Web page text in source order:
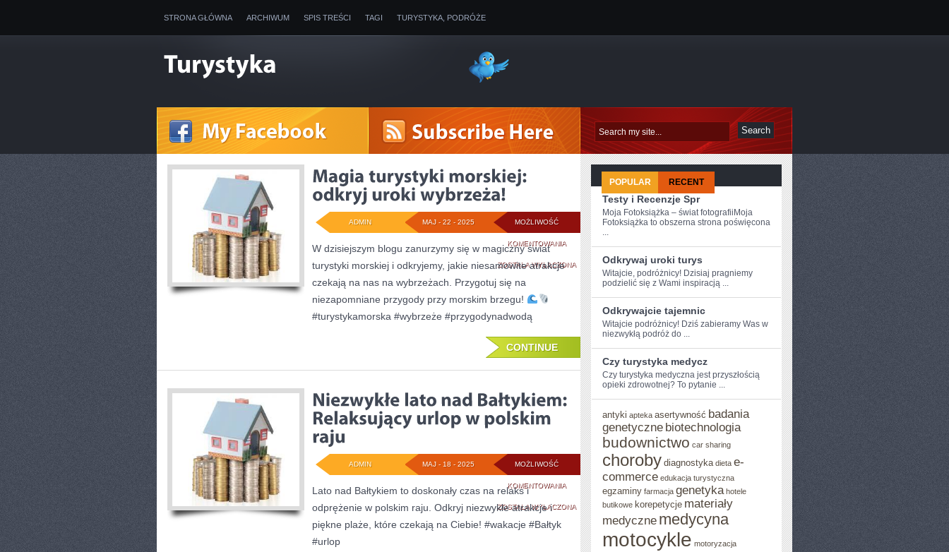
STRONA GŁÓWNA ARCHIWUM SPIS TREŚCI TAGI TURYSTYKA, PODRÓŻE
MOŻLIWOŚĆ
KOMENTOWANIAMAGIA
TURYSTYKI
MORSKIEJ:
ODKRYJ
UROKI
WYBRZEŻA!
ZOSTAŁA WYŁĄCZONA
MAJ - 22 - 2025
ADMIN
W dzisiejszym blogu zanurzymy się w magiczny świat
turystyki morskiej i odkryjemy, jakie niesamowite atrakcje
czekają na nas na wybrzeżach. Przygotuj się na
niezapomniane przygody przy morskim brzegu!
#turystykamorska #wybrzeże #przygodynadwodą
CONTINUE
MOŻLIWOŚĆ
KOMENTOWANIANIEZWYKŁE
LATO
BAŁTYKIEM:
ZOSTAŁA WYŁĄCZONA
MAJ - 18 - 2025
ADMIN
Lato nad Bałtykiem to doskonały czas na relaks i
odprężenie w polskim raju. Odkryj niezwykłe atrakcje i
piękne plaże, które czekają na Ciebie! #wakacje #Bałtyk
#urlop
POPULAR RECENT
Testy i Recenzje Spr
Moja Fotoksiążka – świat fotografiiMoja
Fotoksiążka to obszerna strona poświęcona
...
Odkrywaj uroki turys
Witajcie, ⁣podróżnicy! Dzisiaj pragniemy
podzielić się z Wami inspiracją⁢ ...
Odkrywajcie tajemnic
Witajcie podróżnicy!⁢ Dziś ⁤zabieramy ⁢Was‍ w
niezwykłą podróż do ...
Czy turystyka medycz
Czy turystyka medyczna jest przyszłością
opieki zdrowotnej?⁣ To pytanie ...
antyki apteka asertywność badania
genetyczne biotechnologia
budownictwo car sharing
choroby diagnostyka dieta e-
commerce edukacja turystyczna
egzaminy farmacja genetyka hotele
butikowe korepetycje materiały
medyczne medycyna
motocykle motoryzacja